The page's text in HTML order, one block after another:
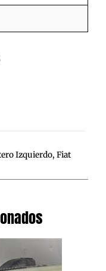
Izquierdo, Fiat